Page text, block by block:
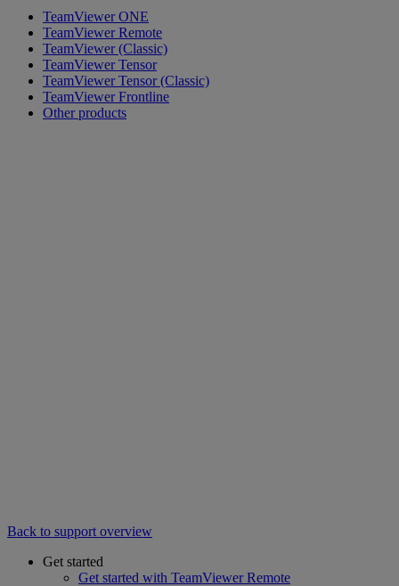
TeamViewer ONE
TeamViewer Remote
TeamViewer (Classic)
TeamViewer Tensor
TeamViewer Tensor (Classic)
TeamViewer Frontline
Other products
Back to support overview
Get started
Get started with TeamViewer Remote